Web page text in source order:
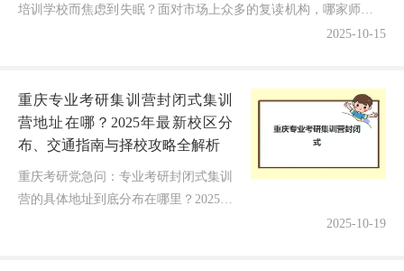
培训学校而焦虑到失眠？面对市场上众多的复读机构，哪家师资最
强？课程最实用？管理模式最科学？提分效果最真实？性价比...
2025-10-15
重庆专业考研集训营封闭式集训
营地址在哪？2025年最新校区分
布、交通指南与择校攻略全解析
重庆考研党急问：专业考研封闭式集训
营的具体地址到底分布在哪里？2025年
2025-10-19